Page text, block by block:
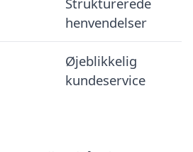
henvendelser
Øjeblikkelig
kundeservice